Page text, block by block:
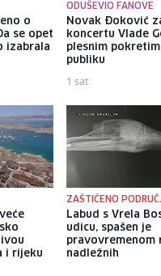
o
se opet
izabrala
ODUŠEVIO FANOVE
Novak Đoković
koncertu Vlade
plesnim
publiku
1 sat
i rijeku
ZAŠTIĆENO
Labud s Vrela
udicu, spašen je
pravovremenom
nadležnih